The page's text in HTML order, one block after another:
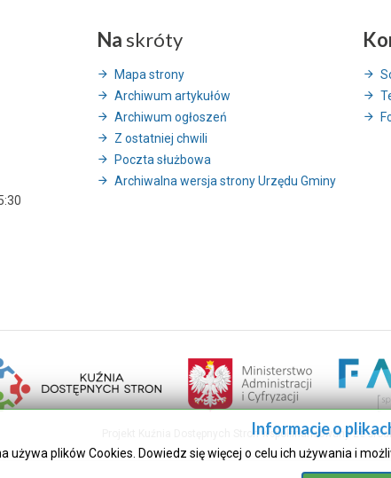
Na skróty
Mapa strony
Archiwum artykułów
Archiwum ogłoszeń
Z ostatniej chwili
Poczta służbowa
Archiwalna wersja strony Urzędu Gminy
Projekt Kuźnia Dostępnych Stron współfinansowany ze
Informacje o
używa plików Cookies. Dowiedz się więcej o celu ich używania i